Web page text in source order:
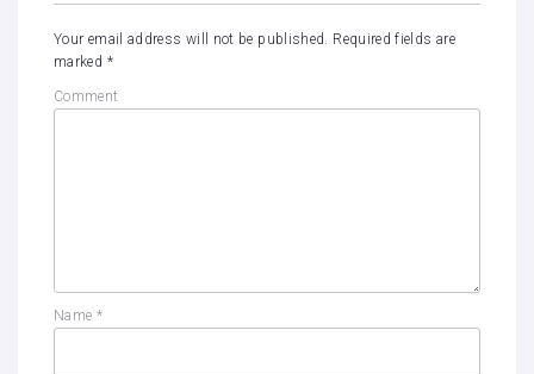
Your email address will not be published. Required fields are
marked *
Comment
Name *